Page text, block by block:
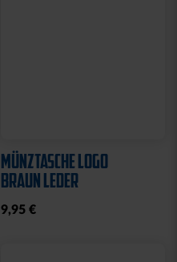
MÜNZTASCHE LOGO
BRAUN LEDER
9,95 €